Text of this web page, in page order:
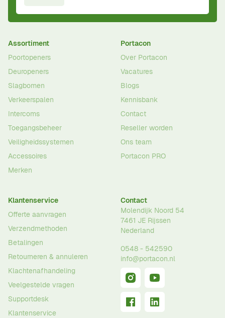
Assortiment
Poortopeners
Deuropeners
Slagbomen
Verkeerspalen
Intercoms
Toegangsbeheer
Veiligheidssystemen
Accessoires
Merken
Portacon
Over Portacon
Vacatures
Blogs
Kennisbank
Contact
Reseller worden
Ons team
Portacon PRO
Klantenservice
Offerte aanvragen
Verzendmethoden
Betalingen
Retourneren & annuleren
Klachtenafhandeling
Veelgestelde vragen
Supportdesk
Klantenservice
Contact
Molendijk Noord 54
7461 JE Rijssen
Nederland
0548 - 542590
info@portacon.nl